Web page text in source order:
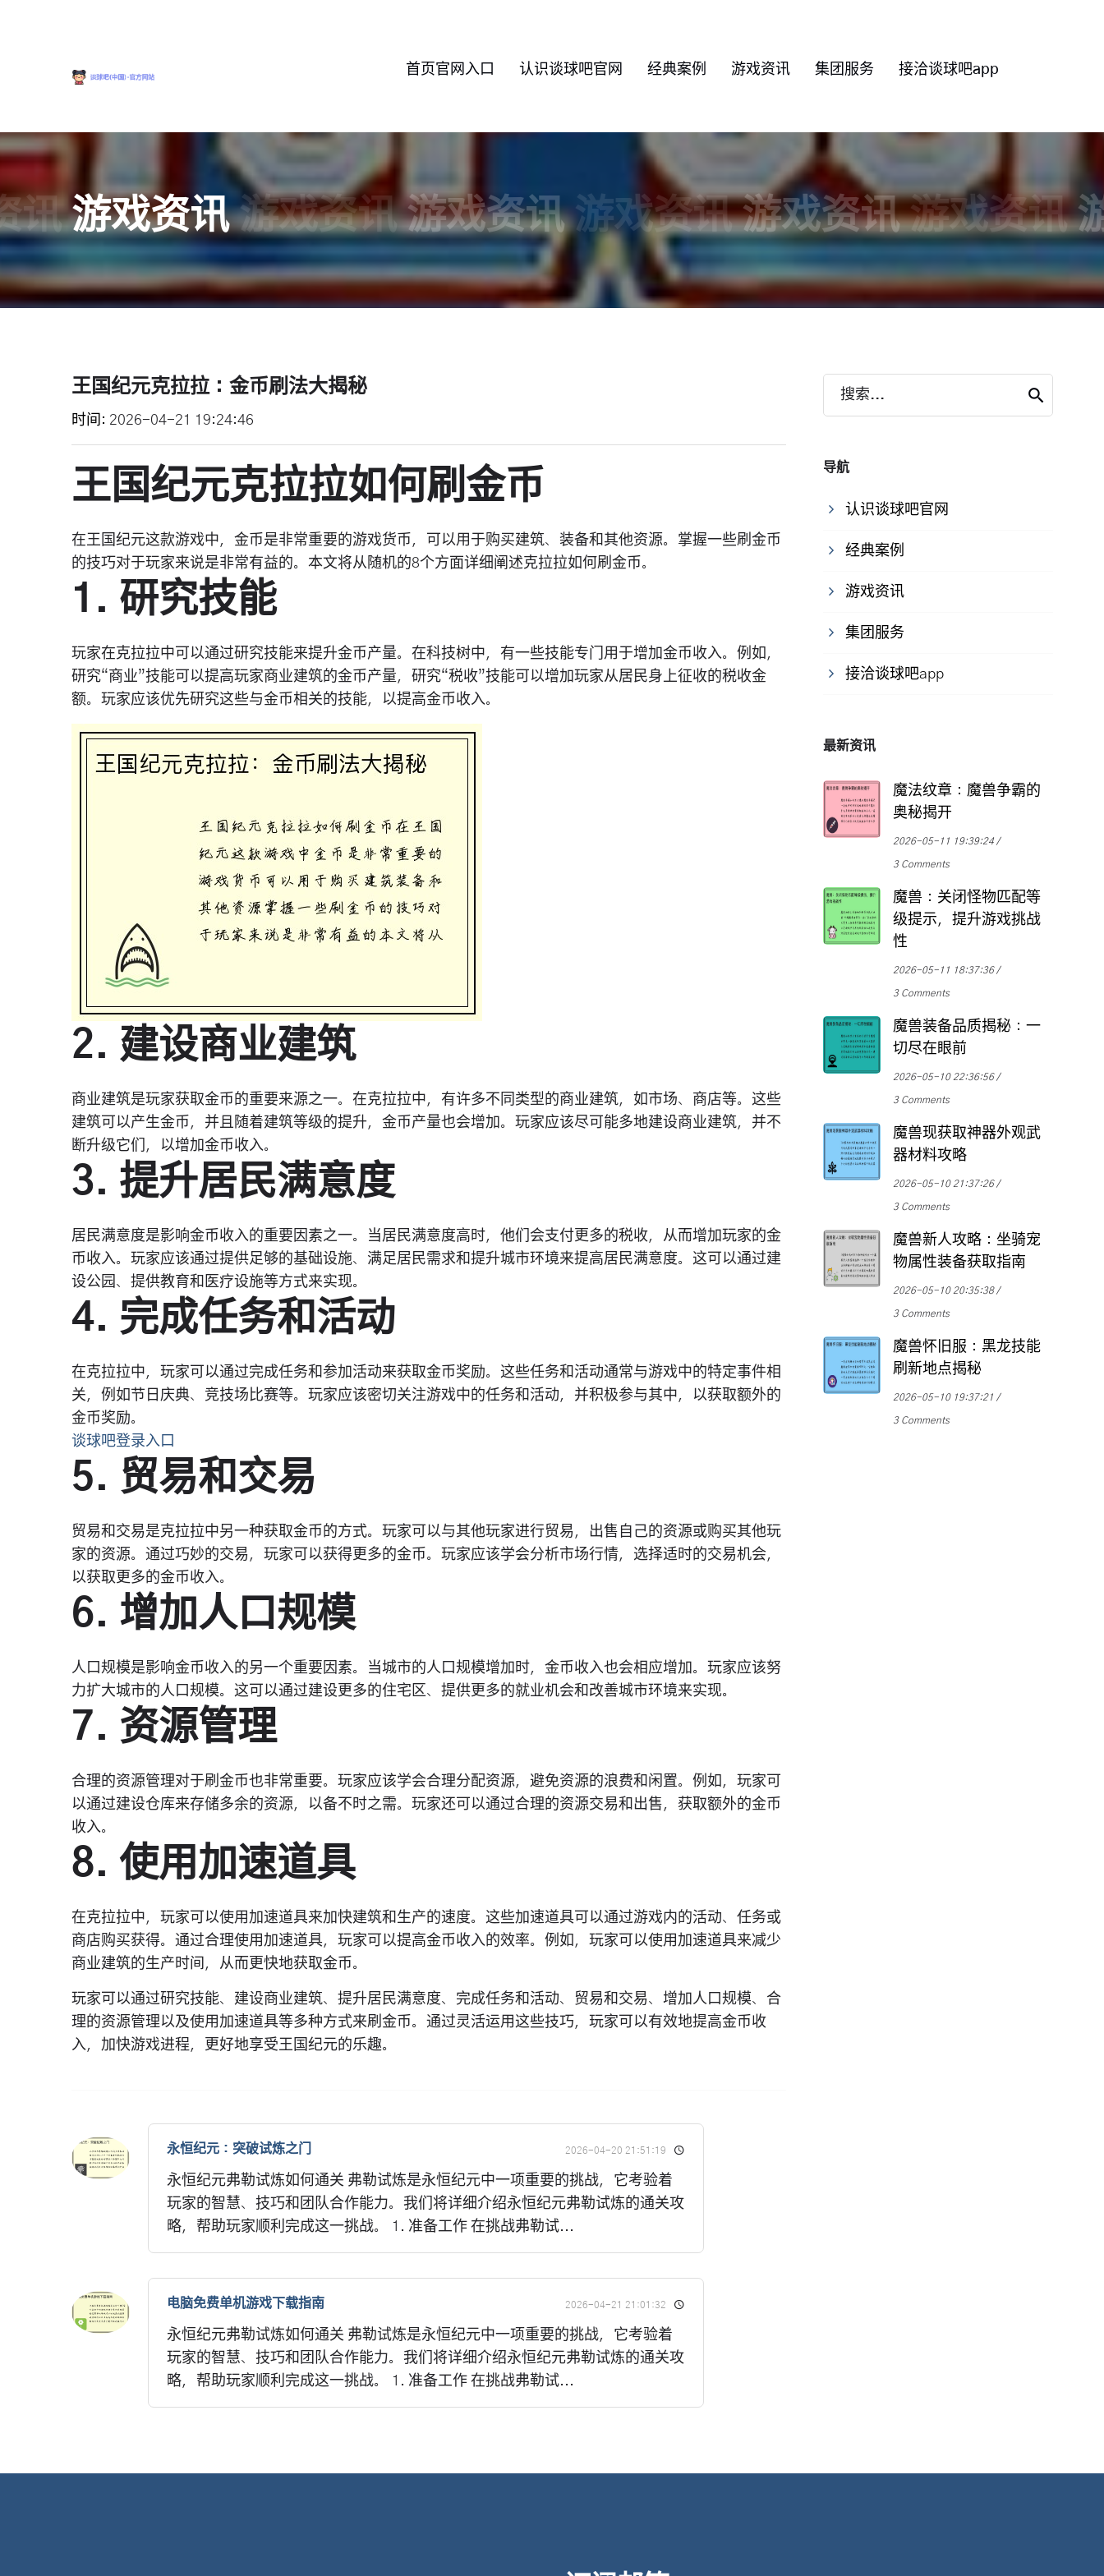
首页官网入口 认识谈球吧官网 经典案例 游戏资讯 集团服务 接洽谈球吧app
讯 游戏资讯 游戏资讯 游戏资讯 游戏资讯 游戏资讯 游戏资讯
王国纪元克拉拉：金币刷法大揭秘
时间 2026-04-21 19:24:46
王国纪元克拉拉如何刷金币
在王国纪元这款游戏中，金币是非常重要的游戏货币，可以用于购买建筑、装备和其他资源。掌握一些刷金币
的技巧对于玩家来说是非常有益的。本文将从随机的8个方面详细阐述克拉拉如何刷金币。
1. 研究技能
玩家在克拉拉中可以通过研究技能来提升金币产量。在科技树中，有一些技能专门用于增加金币收入。例如，
研究“商业”技能可以提高玩家商业建筑的金币产量，研究“税收”技能可以增加玩家从居民身上征收的税收金
额。玩家应该优先研究这些与金币相关的技能，以提高金币收入。
2. 建设商业建筑
商业建筑是玩家获取金币的重要来源之一。在克拉拉中，有许多不同类型的商业建筑，如市场、商店等。这些
建筑可以产生金币，并且随着建筑等级的提升，金币产量也会增加。玩家应该尽可能多地建设商业建筑，并不
断升级它们，以增加金币收入。
3. 提升居民满意度
居民满意度是影响金币收入的重要因素之一。当居民满意度高时，他们会支付更多的税收，从而增加玩家的金
币收入。玩家应该通过提供足够的基础设施、满足居民需求和提升城市环境来提高居民满意度。这可以通过建
设公园、提供教育和医疗设施等方式来实现。
4. 完成任务和活动
在克拉拉中，玩家可以通过完成任务和参加活动来获取金币奖励。这些任务和活动通常与游戏中的特定事件相
关，例如节日庆典、竞技场比赛等。玩家应该密切关注游戏中的任务和活动，并积极参与其中，以获取额外的
金币奖励。
谈球吧登录入口
5. 贸易和交易
贸易和交易是克拉拉中另一种获取金币的方式。玩家可以与其他玩家进行贸易，出售自己的资源或购买其他玩
家的资源。通过巧妙的交易，玩家可以获得更多的金币。玩家应该学会分析市场行情，选择适时的交易机会，
以获取更多的金币收入。
6. 增加人口规模
人口规模是影响金币收入的另一个重要因素。当城市的人口规模增加时，金币收入也会相应增加。玩家应该努
力扩大城市的人口规模。这可以通过建设更多的住宅区、提供更多的就业机会和改善城市环境来实现。
7. 资源管理
合理的资源管理对于刷金币也非常重要。玩家应该学会合理分配资源，避免资源的浪费和闲置。例如，玩家可
以通过建设仓库来存储多余的资源，以备不时之需。玩家还可以通过合理的资源交易和出售，获取额外的金币
收入。
8. 使用加速道具
在克拉拉中，玩家可以使用加速道具来加快建筑和生产的速度。这些加速道具可以通过游戏内的活动、任务或
商店购买获得。通过合理使用加速道具，玩家可以提高金币收入的效率。例如，玩家可以使用加速道具来减少
商业建筑的生产时间，从而更快地获取金币。
玩家可以通过研究技能、建设商业建筑、提升居民满意度、完成任务和活动、贸易和交易、增加人口规模、合
理的资源管理以及使用加速道具等多种方式来刷金币。通过灵活运用这些技巧，玩家可以有效地提高金币收
入，加快游戏进程，更好地享受王国纪元的乐趣。
永恒纪元：突破试炼之门 2026-04-20 21:51:19
永恒纪元弗勒试炼如何通关 弗勒试炼是永恒纪元中一项重要的挑战，它考验着
玩家的智慧、技巧和团队合作能力。我们将详细介绍永恒纪元弗勒试炼的通关攻
略，帮助玩家顺利完成这一挑战。 1. 准备工作 在挑战弗勒试...
电脑免费单机游戏下载指南 2026-04-21 21:01:32
永恒纪元弗勒试炼如何通关 弗勒试炼是永恒纪元中一项重要的挑战，它考验着
玩家的智慧、技巧和团队合作能力。我们将详细介绍永恒纪元弗勒试炼的通关攻
略，帮助玩家顺利完成这一挑战。 1. 准备工作 在挑战弗勒试...
搜索...
导航
认识谈球吧官网
经典案例
游戏资讯
集团服务
接洽谈球吧app
最新资讯
魔法纹章：魔兽争霸的
奥秘揭开
2026-05-11 19:39:24
3 Comments
魔兽：关闭怪物匹配等
级提示，提升游戏挑战
性
2026-05-11 18:37:36
3 Comments
魔兽装备品质揭秘：一
切尽在眼前
2026-05-10 22:36:56
3 Comments
魔兽现获取神器外观武
器材料攻略
2026-05-10 21:37:26
3 Comments
魔兽新人攻略：坐骑宠
物属性装备获取指南
2026-05-10 20:35:38
3 Comments
魔兽怀旧服：黑龙技能
刷新地点揭秘
2026-05-10 19:37:21
3 Comments